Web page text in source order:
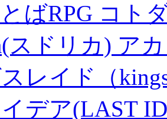
ばRPG コト
スドリカ) ア
レイド（
デア(LAST